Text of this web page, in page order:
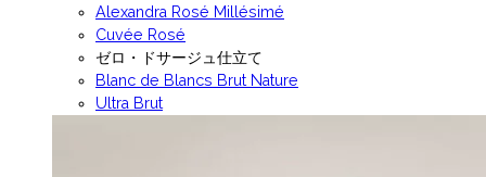
Alexandra Rosé Millésimé
Cuvée Rosé
ゼロ・ドサージュ仕立て
Blanc de Blancs Brut Nature
Ultra Brut